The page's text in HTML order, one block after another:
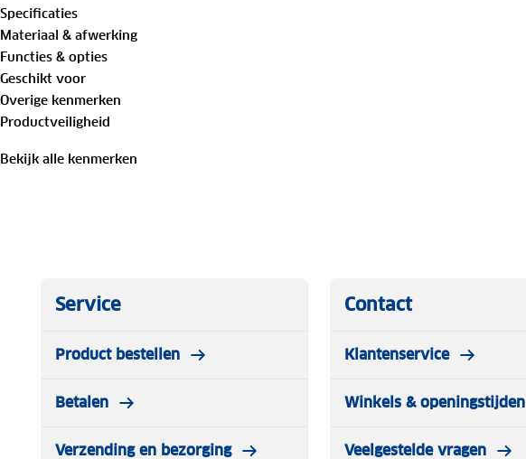
Specificaties
Materiaal & afwerking
Functies & opties
Geschikt voor
Overige kenmerken
Productveiligheid
Bekijk alle kenmerken
Service
Product bestellen
Betalen
Verzending en bezorging
Contact
Klantenservice
Winkels & openingstijden
Veelgestelde vragen